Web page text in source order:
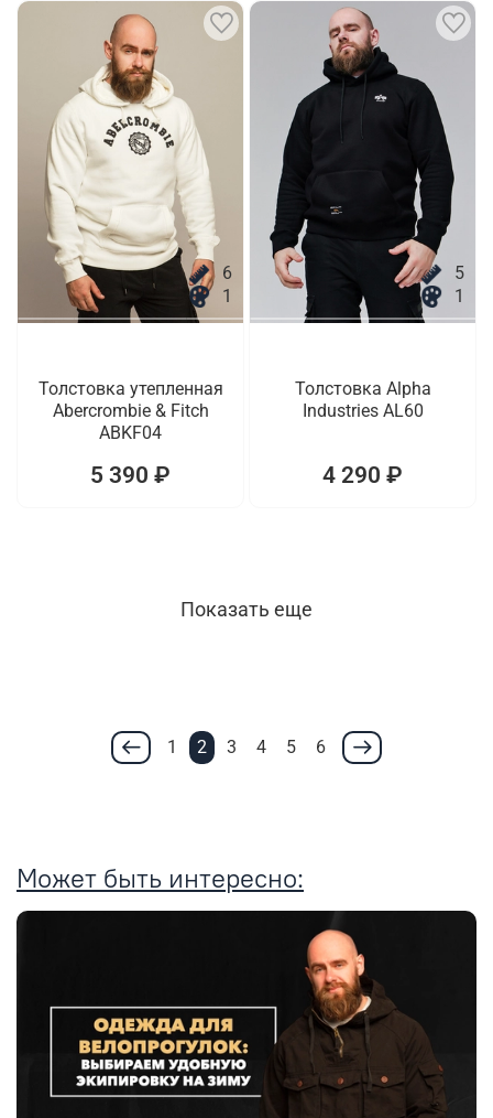
6
1
Толстовка утепленная
Abercrombie & Fitch
ABKF04
5 390 ₽
5
1
Толстовка Alpha
Industries AL60
4 290 ₽
Показать еще
1 2 3 4 5 6
Может быть интересно: